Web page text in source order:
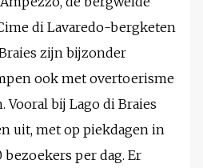
di Lavaredo-bergketen
zijn bijzonder
ook met overtoerisme
bij Lago di Braies
uit, met op piekdagen in
bezoekers per dag. Er